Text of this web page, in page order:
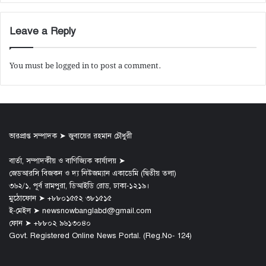
Leave a Reply
You must belogged into post a comment.
ভারপ্রাপ্ত সম্পাদক ➤ জুবায়ের রহমান চৌধুরী
বার্তা, সম্পাদকীয় ও বাণিজ্যিক কার্যালয় ➤
জেডআরসি বিজকন ও দ্য নিউজম্যান একাডেমি (দ্বিতীয় তলা)
৩৬২/১, পূর্ব রামপুরা, ডিআইডি রোড, ঢাকা-১২১৯।
মুঠোফোন ➤ +৮৮০১৫৫২ ৩৮১৫১৫
ই-মেইল ➤ newsnowbanglabd@gmail.com
ফোন ➤ +৮৮০২ ৯৬১৩০৪০
Govt. Registered Online News Portal. (Reg.No- 124)